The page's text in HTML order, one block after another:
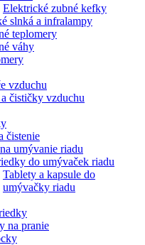
Elektrické zubné kefky
slnká a infralampy
teplomery
váhy
vzduchu
čističky vzduchu
čistenie
umývanie riadu
do umývaček riadu
Tablety a kapsule do
umývačky riadu
na pranie